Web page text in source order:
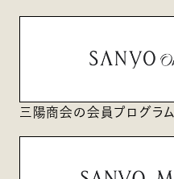
三陽商会の会員プログラム